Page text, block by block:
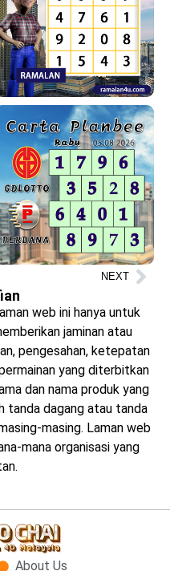
NEXT
web ini hanya untuk
jaminan atau
pengesahan, ketepatan
yang diterbitkan
dan nama produk yang
tanda dagang atau tanda
masing. Laman web
mana organisasi yang
About Us